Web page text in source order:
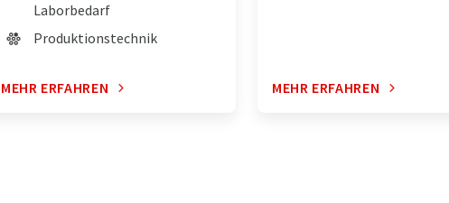
Laborbedarf
Produktionstechnik
MEHR ERFAHREN MEHR ERFAHREN